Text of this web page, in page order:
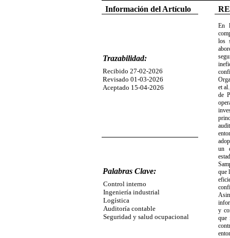
Información del Artículo
Trazabilidad:
Recibido 27-02-2026
Revisado 01-03-2026
Aceptado 15-04-2026
En
los
et
de
un
que
y
que
Palabras Clave:
Control interno
Ingeniería industrial
Logística
Auditoría contable
Seguridad y salud ocupacional